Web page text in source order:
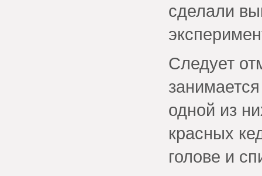
сделали
Следует
одной из
красных
голове и